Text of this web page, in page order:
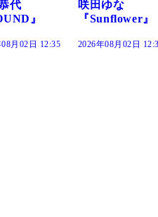
咲田ゆな
『Sunflower』
2026年08月02日 12:30
藤水咲
だまり
2026年08